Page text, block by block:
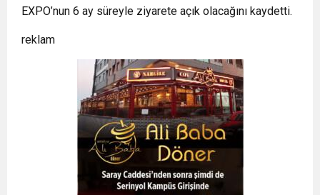
EXPO’nun 6 ay süreyle ziyarete açık olacağını kaydetti.
reklam